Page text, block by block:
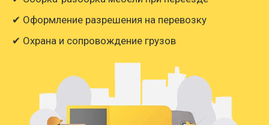
✔ Оформление разрешения на перевозку
✔ Охрана и сопровождение грузов